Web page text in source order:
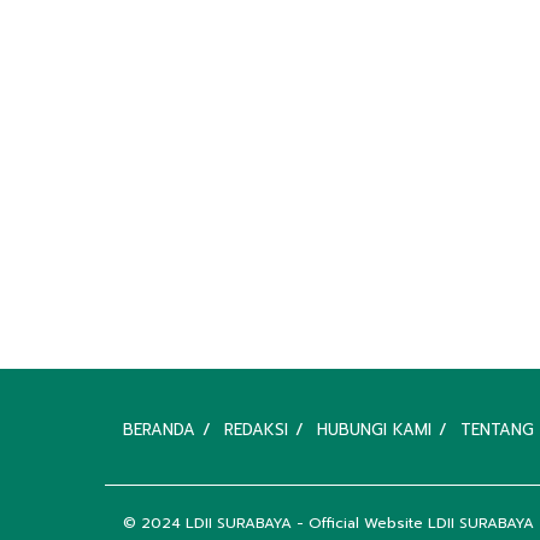
BERANDA REDAKSI HUBUNGI KAMI
© 2024 LDII SURABAYA - Official Website LDII SURABAYA